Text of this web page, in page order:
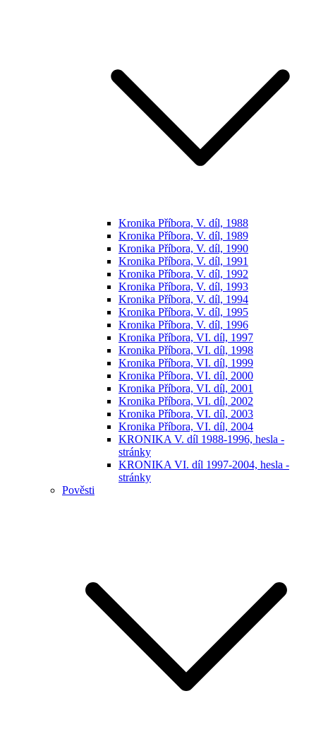
Kronika Příbora, V. díl, 1988
Kronika Příbora, V. díl, 1989
Kronika Příbora, V. díl, 1990
Kronika Příbora, V. díl, 1991
Kronika Příbora, V. díl, 1992
Kronika Příbora, V. díl, 1993
Kronika Příbora, V. díl, 1994
Kronika Příbora, V. díl, 1995
Kronika Příbora, V. díl, 1996
Kronika Příbora, VI. díl, 1997
Kronika Příbora, VI. díl, 1998
Kronika Příbora, VI. díl, 1999
Kronika Příbora, VI. díl, 2000
Kronika Příbora, VI. díl, 2001
Kronika Příbora, VI. díl, 2002
Kronika Příbora, VI. díl, 2003
Kronika Příbora, VI. díl, 2004
KRONIKA V. díl 1988-1996, hesla -
stránky
KRONIKA VI. díl 1997-2004, hesla -
stránky
Pověsti